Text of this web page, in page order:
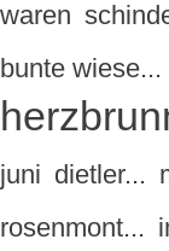
waren
bunte wiese...
juni dietler...
rosenmont...